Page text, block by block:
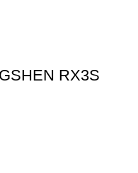
RX3S